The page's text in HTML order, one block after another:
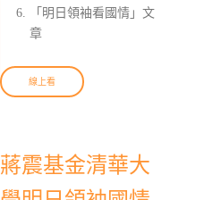
「明日領袖看國情」文
章
線上看
蔣震基金清華大